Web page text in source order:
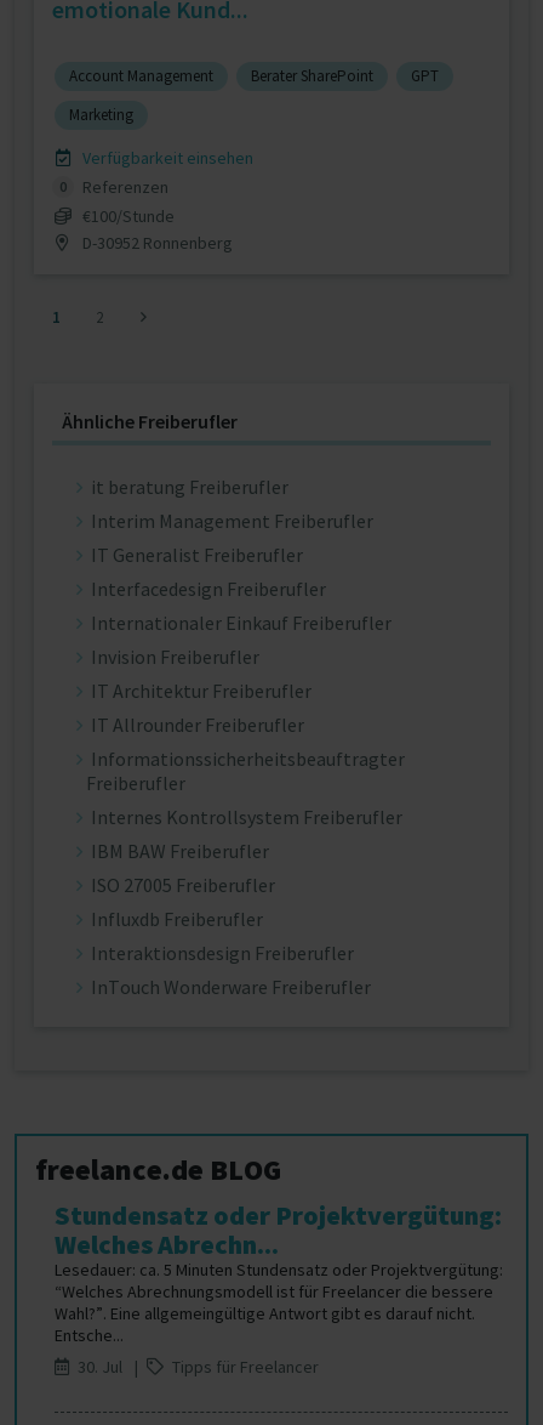
emotionale Kund...
Account Management Berater SharePoint
GPT
Marketing
Verfügbarkeit einsehen
0
Referenzen
€100/Stunde
D-30952 Ronnenberg
1 2
Ähnliche Freiberufler
it beratung Freiberufler
Interim Management Freiberufler
IT Generalist Freiberufler
Interfacedesign Freiberufler
Internationaler Einkauf Freiberufler
Invision Freiberufler
IT Architektur Freiberufler
IT Allrounder Freiberufler
Informationssicherheitsbeauftragter
Freiberufler
Internes Kontrollsystem Freiberufler
IBM BAW Freiberufler
ISO 27005 Freiberufler
Influxdb Freiberufler
Interaktionsdesign Freiberufler
InTouch Wonderware Freiberufler
freelance.de BLOG
Stundensatz oder Projektvergütung:
Welches Abrechn...
Lesedauer: ca. 5 Minuten Stundensatz oder Projektvergütung:
“Welches Abrechnungsmodell ist für Freelancer die bessere
Wahl?”. Eine allgemeingültige Antwort gibt es darauf nicht.
Entsche...
30. Jul |
Tipps für Freelancer